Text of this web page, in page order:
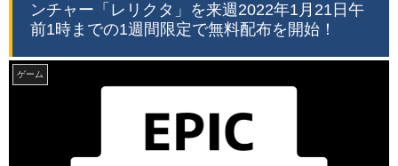
ンチャー「レリクタ」を来週2022年1月21日午
前1時までの1週間限定で無料配布を開始！
ゲーム